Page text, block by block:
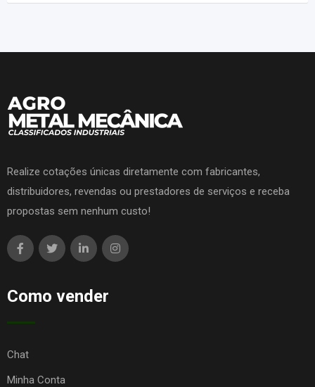
Realize cotações únicas diretamente com fabricantes,
distribuidores, revendas ou prestadores de serviços e receba
propostas sem nenhum custo!
Como vender
Chat
Minha Conta